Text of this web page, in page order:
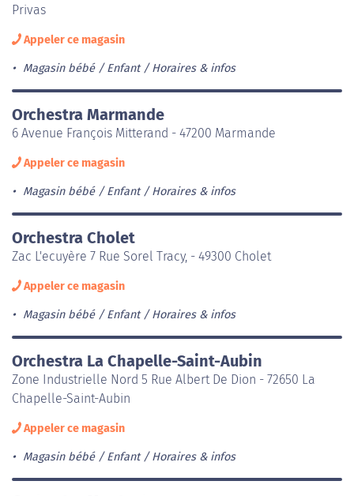
Privas
Appeler ce magasin
Magasin bébé / Enfant Horaires & infos
Orchestra Marmande
6 Avenue François Mitterand - 47200 Marmande
Appeler ce magasin
Magasin bébé / Enfant Horaires & infos
Orchestra Cholet
Zac L'ecuyère 7 Rue Sorel Tracy, - 49300 Cholet
Appeler ce magasin
Magasin bébé / Enfant Horaires & infos
Orchestra La Chapelle-Saint-Aubin
Zone Industrielle Nord 5 Rue Albert De Dion - 72650 La
Chapelle-Saint-Aubin
Appeler ce magasin
Magasin bébé / Enfant Horaires & infos